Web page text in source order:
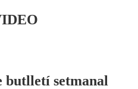
butlletí setmanal